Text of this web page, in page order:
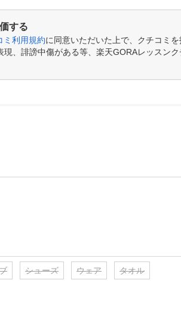
する
ミ利用規約に同意いただいた上で、クチコミ
現、誹謗中傷がある等、楽天GORAレッスン
シューズ ウェア タオル